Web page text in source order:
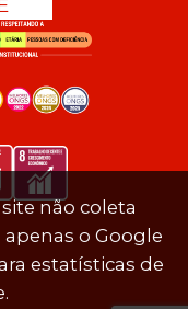
não coleta
o Google
estatísticas de